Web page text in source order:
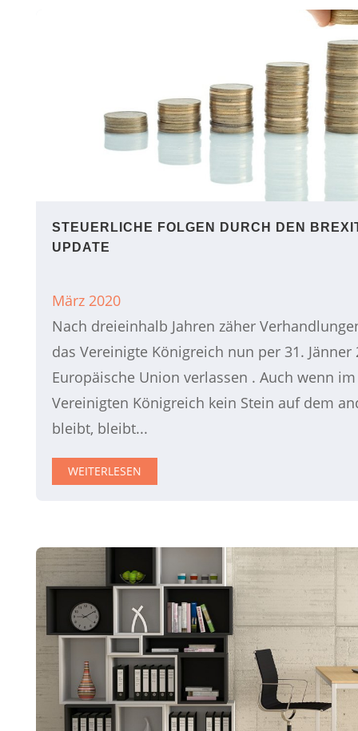
STEUERLICHE FOLGEN DURCH DEN
UPDATE
März 2020
Nach dreieinhalb Jahren zäher
das Vereinigte Königreich nun per 31. Jänner
Europäische Union verlassen . Auch wenn im
Vereinigten Königreich kein Stein auf dem
bleibt, bleibt...
WEITERLESEN